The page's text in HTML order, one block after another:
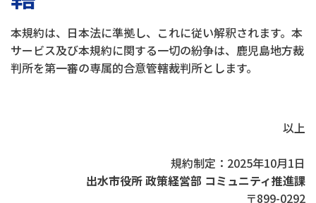
本規約は、日本法に準拠し、これに従い解釈されます。本
サービス及び本規約に関する一切の紛争は、鹿児島地方裁
判所を第一審の専属的合意管轄裁判所とします。
以上
規約制定：2025年10月1日
出水市役所 政策経営部 コミュニティ推進課
〒899-0292